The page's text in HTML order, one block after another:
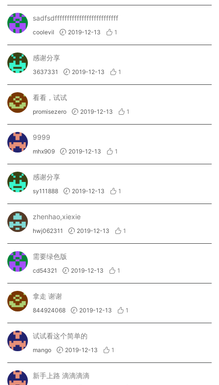
sadfsdffffffffffffffffffffffffff
coolevil 2019-12-13 1
感谢分享
3637331 2019-12-13 1
看看，试试
promisezero 2019-12-13 1
9999
mhx909 2019-12-13 1
感谢分享
sy111888 2019-12-13 1
zhenhao,xiexie
hwj062311 2019-12-13 1
需要绿色版
cd54321 2019-12-13 1
拿走 谢谢
844924068 2019-12-13 1
试试看这个简单的
mango 2019-12-13 1
新手上路 滴滴滴滴